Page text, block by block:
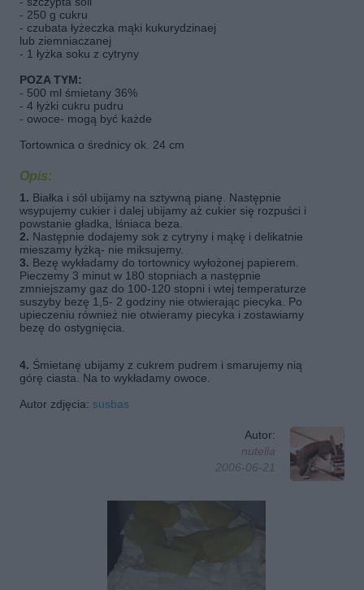
- 250 g cukru
- czubata łyżeczka mąki kukurydzinaej
lub ziemniaczanej
- 1 łyżka soku z cytryny
POZA TYM:
- 500 ml śmietany 36%
- 4 łyżki cukru pudru
- owoce- mogą być każde
Tortownica o średnicy ok. 24 cm
Opis:
1. Białka i sól ubijamy na sztywną pianę. Następnie
wsypujemy cukier i dalej ubijamy aż cukier się rozpuści i
powstanie gładka, lśniaca beza.
2. Następnie dodajemy sok z cytryny i mąkę i delikatnie
mieszamy łyżką- nie miksujemy.
3. Bezę wykładamy do tortownicy wyłożonej papierem.
Pieczemy 3 minut w 180 stopniach a następnie
zmniejszamy gaz do 100-120 stopni i wtej temperaturze
suszyby bezę 1,5- 2 godziny nie otwierając piecyka. Po
upieczeniu również nie otwieramy piecyka i zostawiamy
bezę do ostygnięcia.
4. Śmietanę ubijamy z cukrem pudrem i smarujemy nią
górę ciasta. Na to wykładamy owoce.
Autor zdjęcia: susbas
Autor:
nutella
2006-06-21